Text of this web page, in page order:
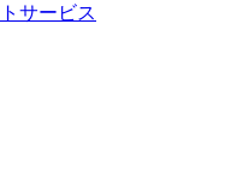
サービス